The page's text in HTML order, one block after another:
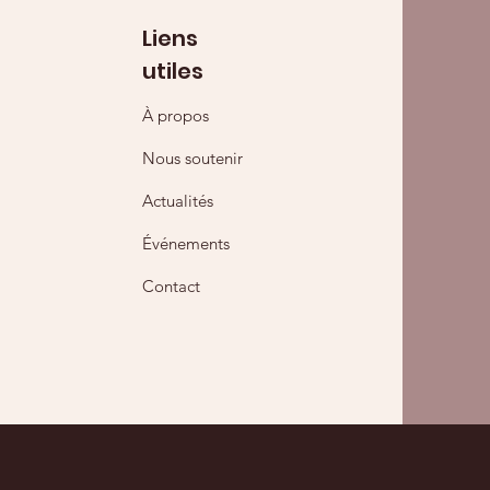
Liens
utiles
À propos
Nous soutenir
Actualités
Événements
Contact